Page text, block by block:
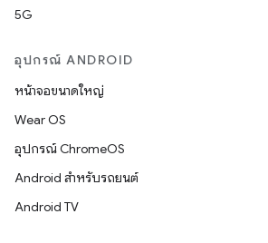
5G
อุปกรณ์ ANDROID
หน้าจอขนาดใหญ่
Wear OS
อุปกรณ์ ChromeOS
Android สำหรับรถยนต์
Android TV